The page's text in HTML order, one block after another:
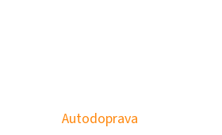
Autodoprava